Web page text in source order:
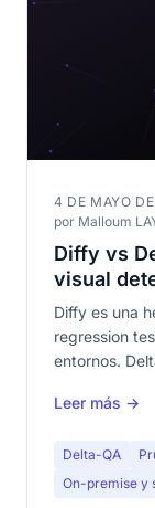
4 DE MAYO
por Malloum
Diffy vs
visual
Diffy es una
regression
entornos.
para elegir la
Leer más →
Delta-QA
On-premise y